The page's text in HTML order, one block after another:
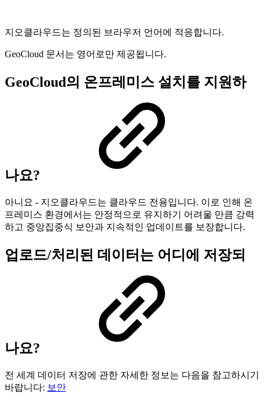
지오클라우드는 정의된 브라우저 언어에 적응합니다.
GeoCloud 문서는 영어로만 제공됩니다.
GeoCloud의 온프레미스 설치를 지원하
나요?
아니요 - 지오클라우드는 클라우드 전용입니다. 이로 인해 온
프레미스 환경에서는 안정적으로 유지하기 어려울 만큼 강력
하고 중앙집중식 보안과 지속적인 업데이트를 보장합니다.
업로드/처리된 데이터는 어디에 저장되
나요?
전 세계 데이터 저장에 관한 자세한 정보는 다음을 참고하시기
바랍니다: 보안